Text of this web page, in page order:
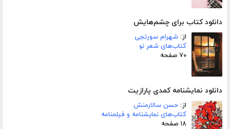
دانلود کتاب برای چشم‌هایش
از: شهرام سورتجی
کتاب‌های شعر نو
۷۰ صفحه
دانلود نمایشنامه کمدی پارازیت
از: حسن سالارمنش
کتاب‌های نمایشنامه و فیلمنامه
۱۸ صفحه